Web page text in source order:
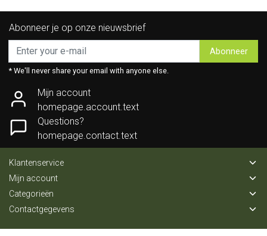
Abonneer je op onze nieuwsbrief
Abonneer
* We'll never share your email with anyone else.
Mijn account
homepage.account.text
Questions?
homepage.contact.text
Klantenservice
Mijn account
Categorieën
Contactgegevens